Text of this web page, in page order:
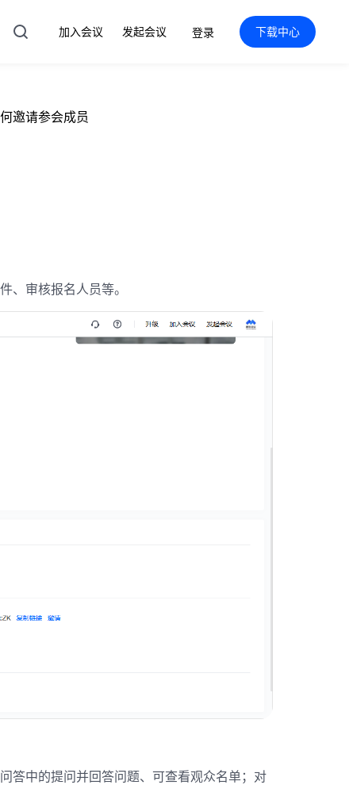
加入会议 发起会议 登录 下载中心
邀请参会成员
、审核报名人员等。
答中的提问并回答问题、可查看观众名单；对